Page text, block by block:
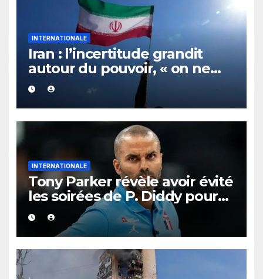
INTERNATIONALE
Iran : l’incertitude grandit
autour du pouvoir, « on ne
sait plus vraiment qui
gouverne »
INTERNATIONALE
Tony Parker révèle avoir évité
les soirées de P. Diddy pour
protéger Eva Longoria